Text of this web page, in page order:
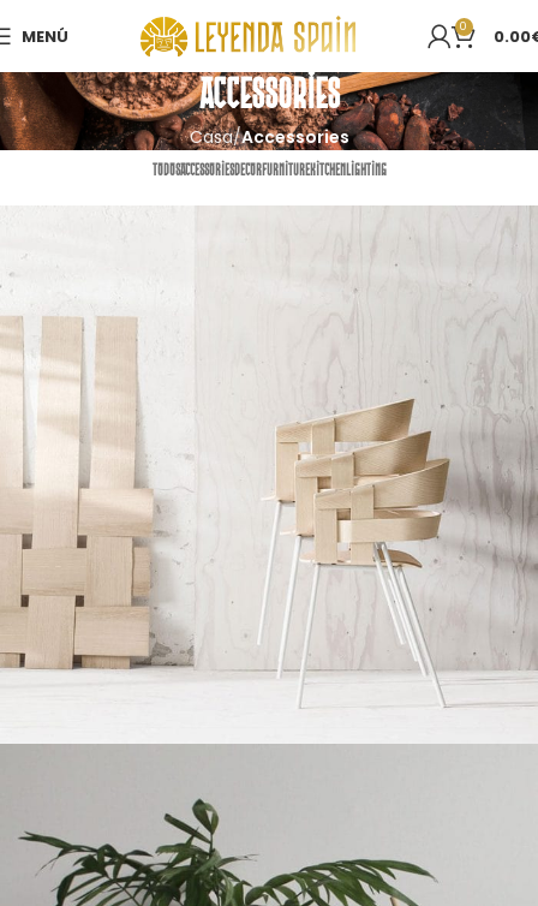
MENÚ 0 0.00
Accessories
Casa Accessories
TODOSACCESSORIESDECORFURNITUREKITCHENLIGHTING